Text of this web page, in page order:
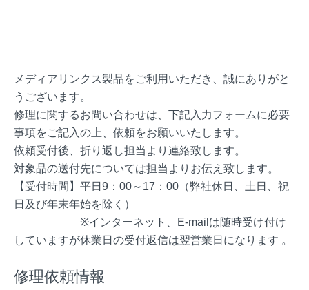
メディアリンクス製品をご利用いただき、誠にありがと
うございます。
修理に関するお問い合わせは、下記入力フォームに必要
事項をご記入の上、依頼をお願いいたします。
依頼受付後、折り返し担当より連絡致します。
対象品の送付先については担当よりお伝え致します。
【受付時間】平日9：00～17：00（弊社休日、土日、祝
日及び年末年始を除く）
※インターネット、E-mailは随時受け付け
していますが休業日の受付返信は翌営業日になります 。
修理依頼情報